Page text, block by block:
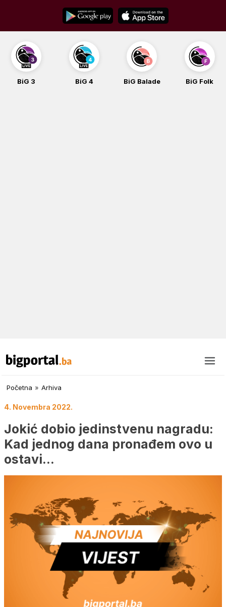
content
BiG 3 BiG 4 BiG Balade BiG Folk
Početna » Arhiva
4. Novembra 2022.
Jokić dobio jedinstvenu nagradu:
Kad jednog dana pronađem ovo u
ostavi…